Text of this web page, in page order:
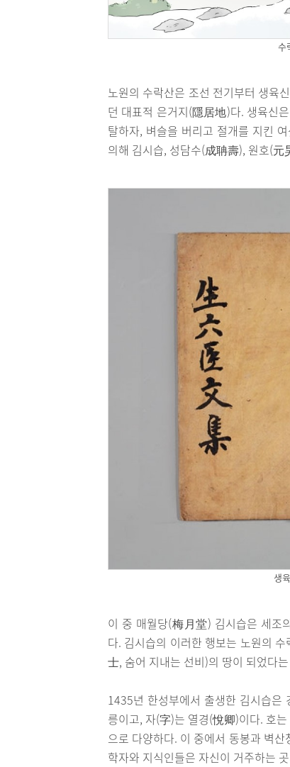
수
노원의 수락산은 조선 전기부터 생육
던 대표적 은거지(隱居地)다. 생육신
탈하자, 벼슬을 버리고 절개를 지킨
의해 김시습, 성담수(成聃壽), 원호(
생
이 중 매월당(梅月堂) 김시습은 세조
다. 김시습의 이러한 행보는 노원의
士, 숨어 지내는 선비)의 땅이 되었다
1435년 한성부에서 출생한 김시습은
릉이고, 자(字)는 열경(悅卿)이다. 호
으로 다양하다. 이 중에서 동봉과 벽
학자와 지식인들은 자신이 거주하는